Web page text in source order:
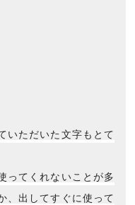
いただいた文字もとて
ってくれないことが多
、出してすぐに使って